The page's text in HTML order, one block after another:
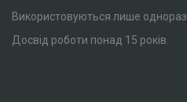
Використовуються лише
Досвід роботи понад 15 років.